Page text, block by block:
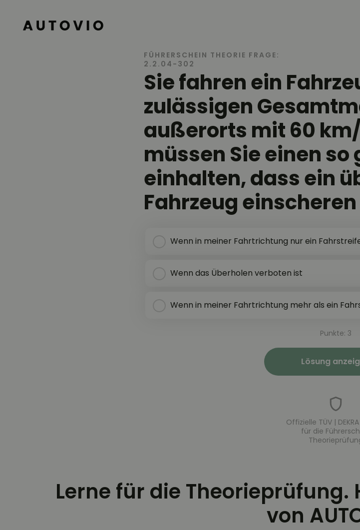
AUTOVIO
Sie fahren ein
zulässigen
außerorts mit 60
müssen Sie einen
einhalten, dass ein
Fahrzeug
FÜHRERSCHEIN THEORIE FRAGE:
2.2.04-302
Wenn in meiner Fahrtrichtung nur ein
Wenn das Überholen verboten ist
Wenn in meiner Fahrtrichtung mehr als ein
Punkte: 3
Lösung
Offizielle TÜV |
für die
Lerne für die Theorieprüfung.
von